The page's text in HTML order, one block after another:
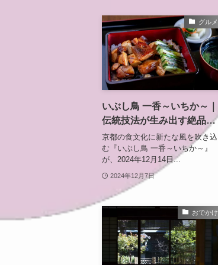
グルメ
いぶし鳥 一香～いちか～｜
伝統技法が生み出す絶品
『いぶし鳥』専門店【京都
市中京区】
京都の食文化に新たな風を吹き込
む『いぶし鳥 一香～いちか～』
が、2024年12月14日...
2024年12月7日
おでかけ